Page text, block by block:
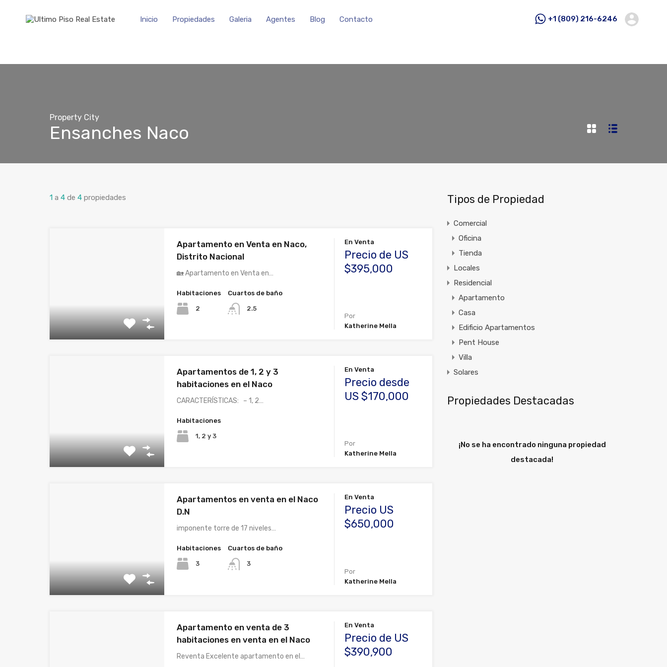
Inicio Propiedades Galeria Agentes Blog Contacto +1 (809) 216-6246
Property City
Ensanches Naco
1 a 4 de 4 propiedades
Apartamento en Venta en Naco,
Distrito Nacional
🏡 Apartamento en Venta en…
Habitaciones
2
Cuartos de baño
2.5
En Venta
Precio de US
$395,000
Por
Katherine Mella
Apartamentos de 1, 2 y 3
habitaciones en el Naco
CARACTERÍSTICAS: – 1, 2…
Habitaciones
1, 2 y 3
En Venta
Precio desde
US $170,000
Por
Katherine Mella
Apartamentos en venta en el Naco
D.N
imponente torre de 17 niveles…
Habitaciones
3
Cuartos de baño
3
En Venta
Precio US
$650,000
Por
Katherine Mella
Apartamento en venta de 3
habitaciones en venta en el Naco
Reventa Excelente apartamento en el…
En Venta
Precio de US
$390,900
Tipos de Propiedad
Comercial
Oficina
Tienda
Locales
Residencial
Apartamento
Casa
Edificio Apartamentos
Pent House
Villa
Solares
Propiedades Destacadas
¡No se ha encontrado ninguna propiedad
destacada!